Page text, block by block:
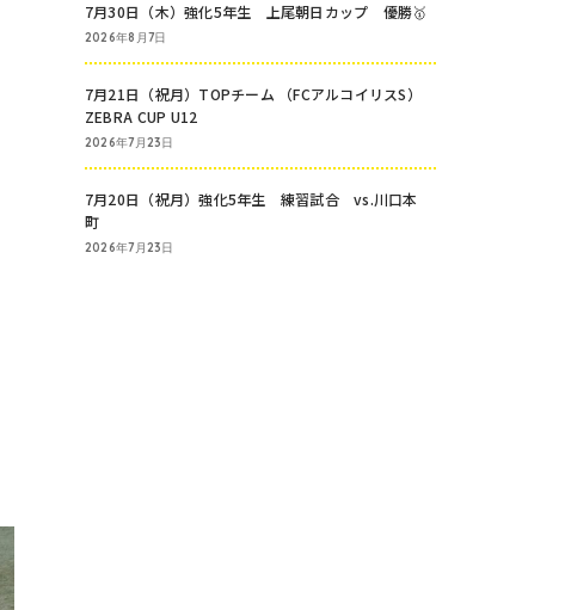
7月30日（木）強化5年生 上尾朝日カップ 優勝🥇
2026年8月7日
7月21日（祝月）TOPチーム （FCアルコイリスS）
ZEBRA CUP U12
2026年7月23日
7月20日（祝月）強化5年生 練習試合 vs.川口本
町
2026年7月23日